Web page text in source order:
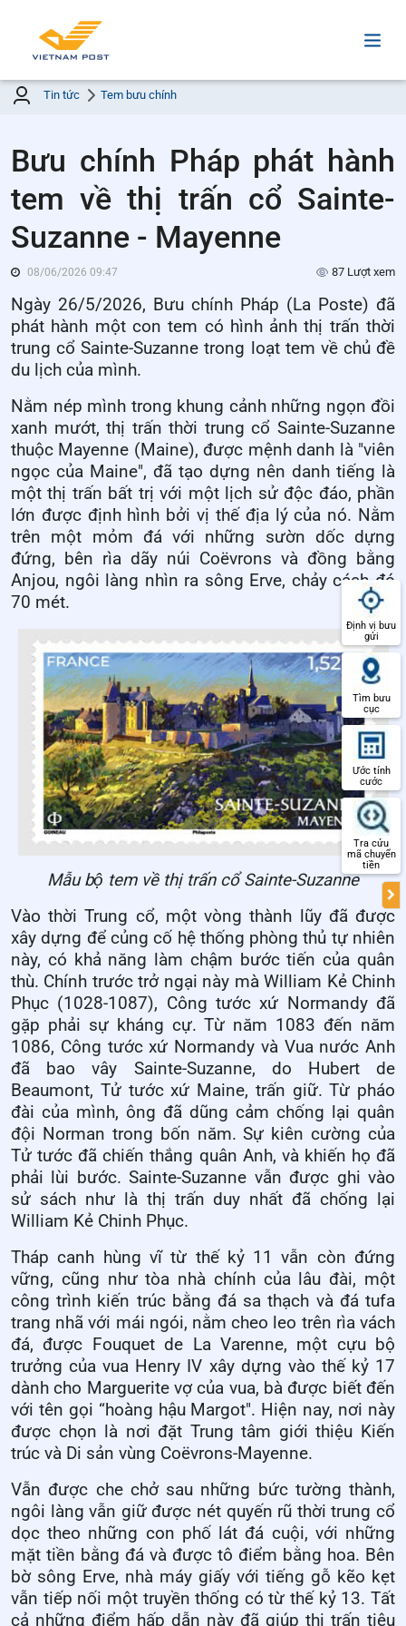
Tin tức Tem bưu chính
Bưu chính Pháp phát hành
tem về thị trấn cổ Sainte-
Suzanne - Mayenne
08/06/2026 09:47 87 Lượt xem
Ngày 26/5/2026, Bưu chính Pháp (La Poste) đã
phát hành một con tem có hình ảnh thị trấn thời
trung cổ Sainte-Suzanne trong loạt tem về chủ đề
du lịch của mình.
Nằm nép mình trong khung cảnh những ngọn đồi
xanh mướt, thị trấn thời trung cổ Sainte-Suzanne
thuộc Mayenne (Maine), được mệnh danh là "viên
ngọc của Maine", đã tạo dựng nên danh tiếng là
một thị trấn bất trị với một lịch sử độc đáo, phần
lớn được định hình bởi vị thế địa lý của nó. Nằm
trên một mỏm đá với những sườn dốc dựng
đứng, bên rìa dãy núi Coëvrons và đồng bằng
Anjou, ngôi làng nhìn ra sông Erve, chảy cách đó
70 mét.
Mẫu bộ tem về thị trấn cổ Sainte-Suzanne
Vào thời Trung cổ, một vòng thành lũy đã được
xây dựng để củng cố hệ thống phòng thủ tự nhiên
này, có khả năng làm chậm bước tiến của quân
thù. Chính trước trở ngại này mà William Kẻ Chinh
Phục (1028-1087), Công tước xứ Normandy đã
gặp phải sự kháng cự. Từ năm 1083 đến năm
1086, Công tước xứ Normandy và Vua nước Anh
đã bao vây Sainte-Suzanne, do Hubert de
Beaumont, Tử tước xứ Maine, trấn giữ. Từ pháo
đài của mình, ông đã dũng cảm chống lại quân
đội Norman trong bốn năm. Sự kiên cường của
Tử tước đã chiến thắng quân Anh, và khiến họ đã
phải lùi bước. Sainte-Suzanne vẫn được ghi vào
sử sách như là thị trấn duy nhất đã chống lại
William Kẻ Chinh Phục.
Tháp canh hùng vĩ từ thế kỷ 11 vẫn còn đứng
vững, cũng như tòa nhà chính của lâu đài, một
công trình kiến trúc bằng đá sa thạch và đá tufa
trang nhã với mái ngói, nằm cheo leo trên rìa vách
đá, được Fouquet de La Varenne, một cựu bộ
trưởng của vua Henry IV xây dựng vào thế kỷ 17
dành cho Marguerite vợ của vua, bà được biết đến
với tên gọi “hoàng hậu Margot". Hiện nay, nơi này
được chọn là nơi đặt Trung tâm giới thiệu Kiến
trúc và Di sản vùng Coëvrons-Mayenne.
Vẫn được che chở sau những bức tường thành,
ngôi làng vẫn giữ được nét quyến rũ thời trung cổ
dọc theo những con phố lát đá cuội, với những
mặt tiền bằng đá và được tô điểm bằng hoa. Bên
bờ sông Erve, nhà máy giấy với tiếng gỗ kẽo kẹt
vẫn tiếp nối một truyền thống có từ thế kỷ 13. Tất
cả những điểm hấp dẫn này đã giúp thị trấn tiêu
Định vị bưu
gửi
Tìm bưu
cục
Ước tính
cước
Tra cứu
mã chuyển
tiền